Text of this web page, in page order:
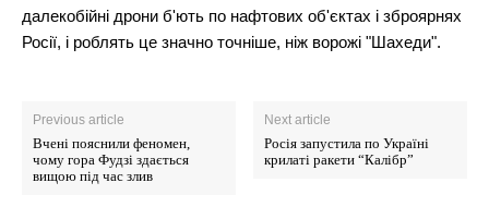
далекобійні дрони б'ють по нафтових об'єктах і зброярнях
Росії, і роблять це значно точніше, ніж ворожі "Шахеди".
Previous article
Вчені пояснили феномен,
чому гора Фудзі здається
вищою під час злив
Next article
Росія запустила по Україні
крилаті ракети “Калібр”